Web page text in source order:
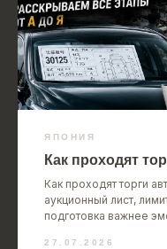
ЯПОНИЯ
Как проходят
Как проходят торги
аукционный лист,
подготовка важнее
27.07.2026